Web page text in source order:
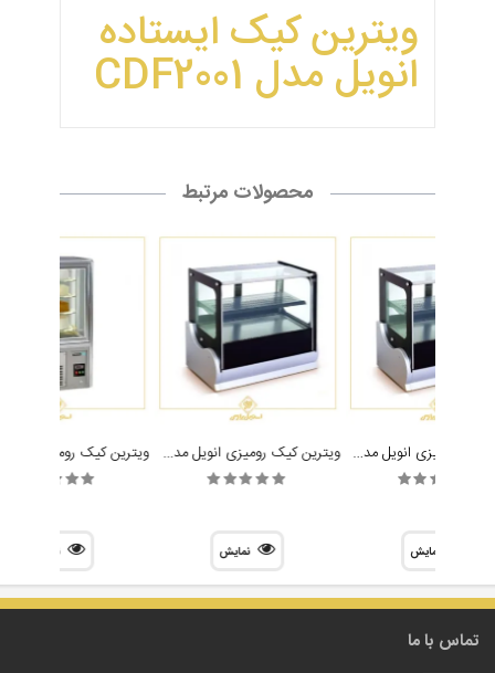
ویترین کیک ایستاده
انویل مدل CDF2001
محصولات مرتبط
ویترین کیک رومیزی انویل مدل DFC 4500
نمایش
ویترین کیک رومیزی انویل مدل DFC 4900
نمایش
تماس با ما